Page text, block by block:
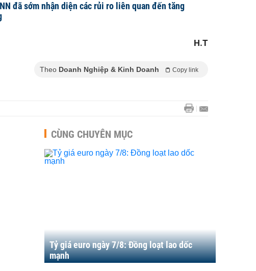
đã sớm nhận diện các rủi ro liên quan đến tăng
H.T
Theo Doanh Nghiệp & Kinh Doanh Copy link
CÙNG CHUYÊN MỤC
Tỷ giá euro ngày 7/8: Đồng loạt lao dốc
mạnh